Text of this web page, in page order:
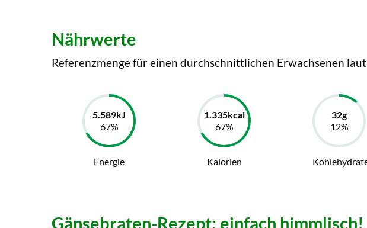
Nährwerte
Referenzmenge für einen durchschnittlichen Erwachsenen
Energie Kalorien
Gänsebraten-Rezept: einfach himmlisch!